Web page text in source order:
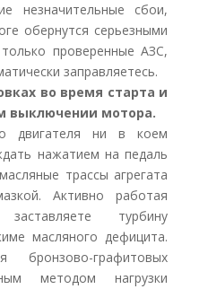
незначительные сбои,
обернутся серьезными
проверенные АЗС,
заправляетесь.
во время старта и
выключении мотора.
двигателя ни в коем
нажатием на педаль
трассы агрегата
Активно работая
турбину
масляного дефицита.
графитовых
методом нагрузки